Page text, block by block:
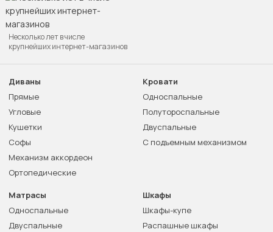
Несколько лет в числе
крупнейших интернет-магазинов
Диваны
Прямые
Угловые
Кушетки
Софы
Механизм аккордеон
Ортопедические
Кровати
Односпальные
Полутороспальные
Двуспальные
С подъемным механизмом
Матрасы
Односпальные
Двуспальные
Шкафы
Шкафы-купе
Распашные шкафы